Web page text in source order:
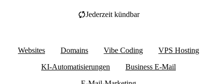
Jederzeit kündbar
Websites Domains Vibe Coding
VPS Hosting
KI-Automatisierungen
Business E-Mail